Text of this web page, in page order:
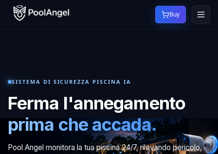
Buy
SISTEMA DI SICUREZZA PISCINA IA
Ferma l'annegamento
prima che accada.
Pool Angel monitora la tua piscina 24/7, rilevando pericolo,